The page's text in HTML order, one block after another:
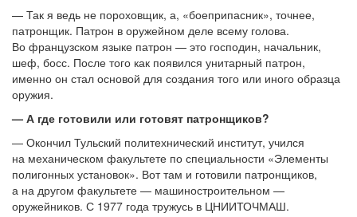
— Так я ведь не пороховщик, а, «боеприпасник», точнее,
патронщик. Патрон в оружейном деле всему голова.
Во французском языке патрон — это господин, начальник,
шеф, босс. После того как появился унитарный патрон,
именно он стал основой для создания того или иного образца
оружия.
— А где готовили или готовят патронщиков?
— Окончил Тульский политехнический институт, учился
на механическом факультете по специальности «Элементы
полигонных установок». Вот там и готовили патронщиков,
а на другом факультете — машиностроительном —
оружейников. С 1977 года тружусь в ЦНИИТОЧМАШ.